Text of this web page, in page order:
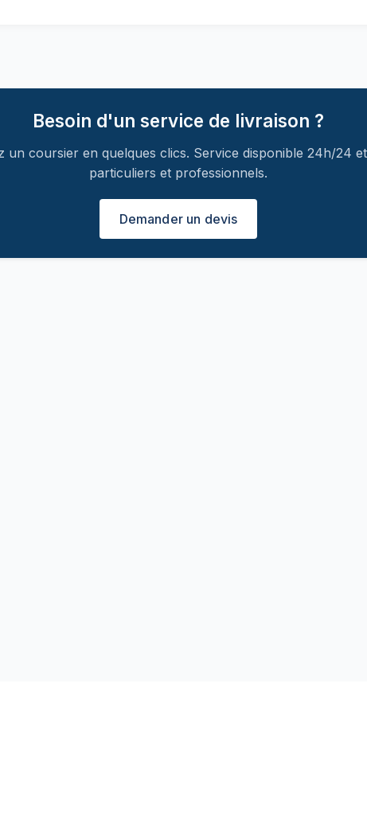
Besoin d'un service de livraison ?
un coursier en quelques clics. Service disponible 24h/24
particuliers et professionnels.
Demander un devis